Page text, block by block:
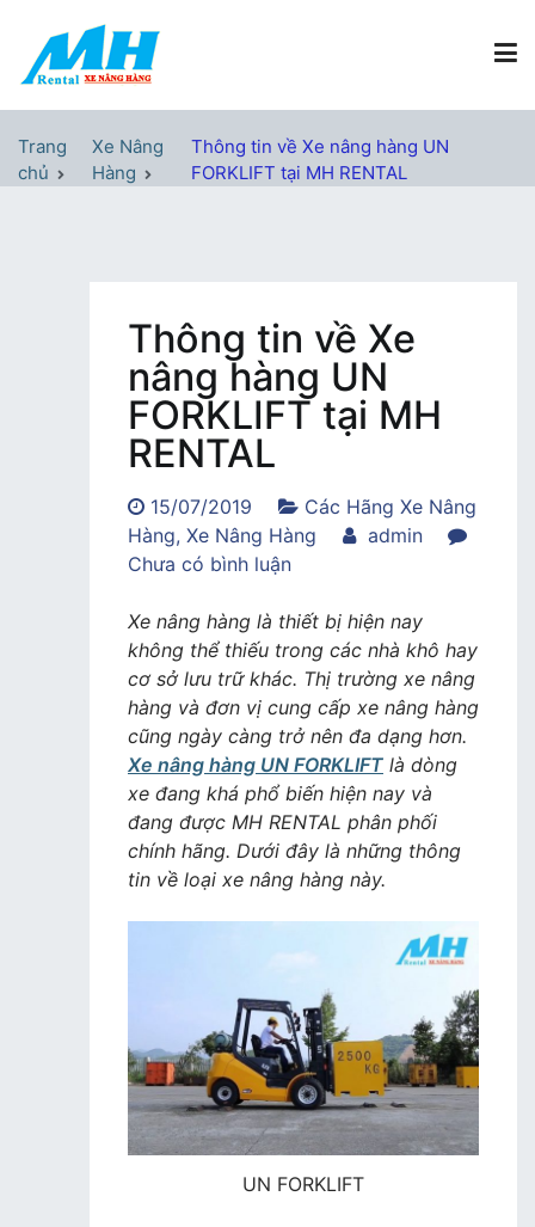
nội
Xe Nâng Hàng MH Rental
Trang
chủ
Xe Nâng
Hàng
Thông tin về Xe nâng hàng UN
FORKLIFT tại MH RENTAL
Thông tin về Xe
nâng hàng UN
FORKLIFT tại MH
RENTAL
15/07/2019
Các Hãng Xe Nâng
Hàng, Xe Nâng Hàng
admin
Chưa có bình luậntrong
tin
về
Xe
nâng
hàng
UN
FORKLIFT
tại
MH
RENTAL
Xe nâng hàng là thiết bị hiện nay
không thể thiếu trong các nhà khô hay
cơ sở lưu trữ khác. Thị trường xe nâng
hàng và đơn vị cung cấp xe nâng hàng
cũng ngày càng trở nên đa dạng hơn.
Xe nâng hàng UN FORKLIFT là dòng
xe đang khá phổ biến hiện nay và
đang được MH RENTAL phân phối
chính hãng. Dưới đây là những thông
tin về loại xe nâng hàng này.
UN FORKLIFT